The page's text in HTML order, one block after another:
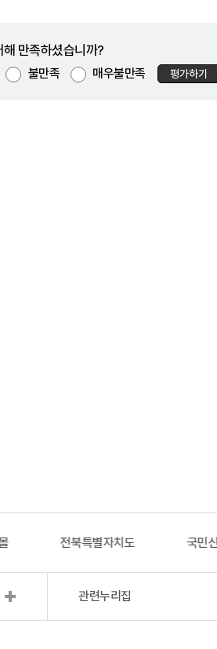
만족하셨습니까?
불만족 매우불만족 평가하기
전북특별자치도 국민
관련누리집